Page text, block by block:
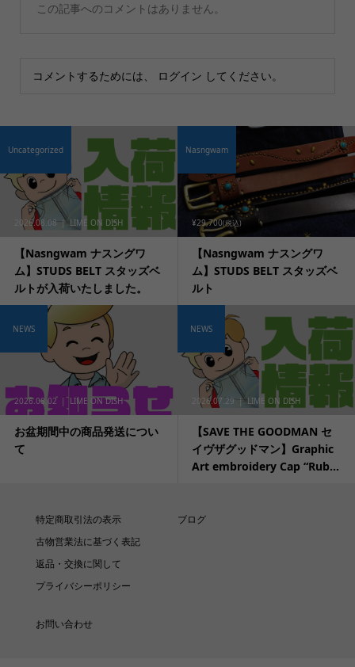
この記事へのコメントはありません。
コメントするためには、 ログイン してください。
2026.08.08 LIME ON DISH
【Nasngwam ナスングワ
ム】STUDS BELT スタッズベ
ルトが入荷いたしました。
Uncategorized
¥29,700(税込)
【Nasngwam ナスングワ
ム】STUDS BELT スタッズベ
ルト
Nasngwam
2026.08.02 LIME ON DISH
お盆期間中の商品発送につい
て
NEWS
2026.07.29 LIME ON DISH
【SAVE THE GOODMAN セ
イヴザグッドマン】Graphic
Art embroidery Cap “Rub...
NEWS
特定商取引法の表示
古物営業法に基づく表記
返品・交換に関して
プライバシーポリシー
ブログ
お問い合わせ